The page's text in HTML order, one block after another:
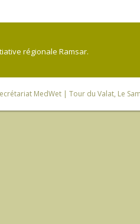
régionale Ramsar.
MedWet | Tour du Valat, Le